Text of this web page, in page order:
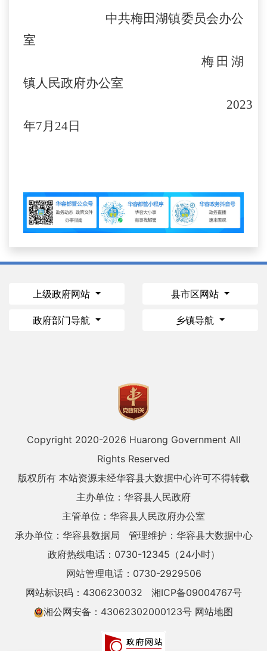
中共梅田湖镇委员会办公
室
梅田湖
镇人民政府办公室
2023
年7月24日
上级政府网站 县市区网站
政府部门导航 乡镇导航
Copyright 2020-2026 Huarong Government All
Rights Reserved
版权所有 本站资源未经华容县大数据中心许可不得转载
主办单位：华容县人民政府
主管单位：华容县人民政府办公室
承办单位：华容县数据局
管理维护：华容县大数据中心
政府热线电话：0730-12345（24小时）
网站管理电话：0730-2929506
网站标识码：4306230032
湘ICP备09004767号
湘公网安备：43062302000123号 网站地图